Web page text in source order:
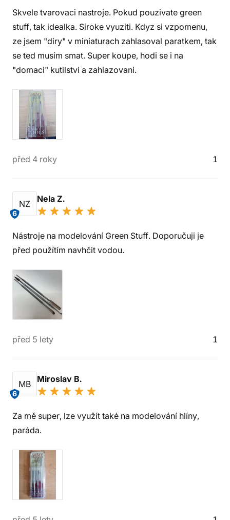
Skvele tvarovaci nastroje. Pokud pouzivate green
stuff, tak idealka. Siroke vyuziti. Kdyz si vzpomenu,
ze jsem "diry" v miniaturach zahlasoval paratkem, tak
se ted musim smat. Super koupe, hodi se i na
"domaci" kutilstvi a zahlazovani.
před 4 roky 1
NZ
6
Nela Z.
Nástroje na modelování Green Stuff. Doporučuji je
před použítím navhčit vodou.
před 5 lety 1
MB
6
Miroslav B.
Za mě super, lze využít také na modelování hlíny,
paráda.